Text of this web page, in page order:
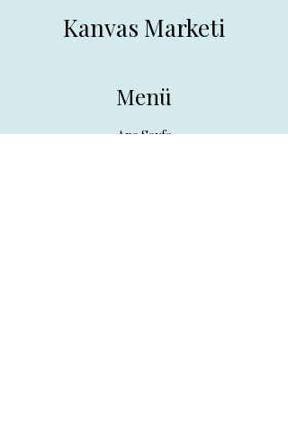
Kanvas Marketi
Menü
Ana Sayfa